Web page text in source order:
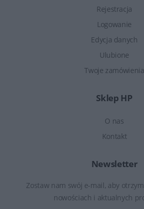
Rejestracja
Logowanie
Edycja danych
Ulubione
Twoje zamówienia
Sklep HP
O nas
Kontakt
Newsletter
Zostaw nam swój e-mail, aby
nowościach i aktualnych